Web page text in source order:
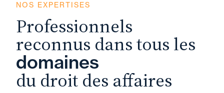
NOS EXPERTISES
Professionnels
reconnus dans tous les
domaines
du droit des affaires